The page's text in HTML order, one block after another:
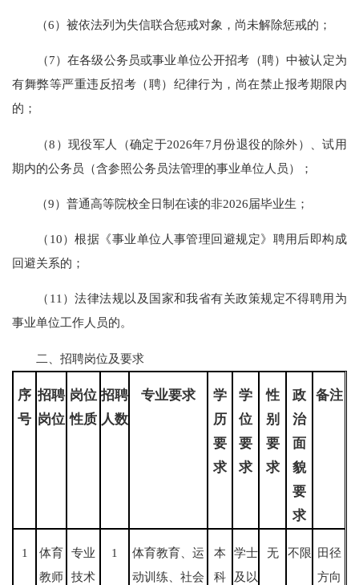
（6）被依法列为失信联合惩戒对象，尚未解除惩戒的；
（7）在各级公务员或事业单位公开招考（聘）中被认定为
有舞弊等严重违反招考（聘）纪律行为，尚在禁止报考期限内
的；
（8）现役军人（确定于2026年7月份退役的除外）、试用
期内的公务员（含参照公务员法管理的事业单位人员）；
（9）普通高等院校全日制在读的非2026届毕业生；
（10）根据《事业单位人事管理回避规定》聘用后即构成
回避关系的；
（11）法律法规以及国家和我省有关政策规定不得聘用为
事业单位工作人员的。
二、招聘岗位及要求
序
号
招聘
岗位
岗位
性质
招聘
人数
专业要求
学
历
要
求
学
位
要
求
性
别
要
求
政
治
面
貌
要
求
备注
1
体育
教师
专业
技术
1
体育教育、运
动训练、社会
本
科
学士
及以
无 不限 田径
方向